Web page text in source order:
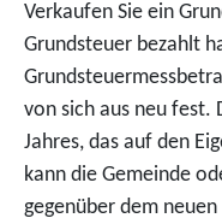
Verkaufen Sie ein
Grundsteuer bezahlt
von sich aus neu fest.
Jahres, das auf den
kann die Gemeinde
gegenüber dem